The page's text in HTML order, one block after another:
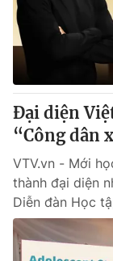
Thị trường 24h
VTV4
VTV9
Liên hệ tòa
THỜI BÁO VTV
Đại diện
“Công dân
VTV.vn - Mới
thành đại diện
Diễn đàn Học